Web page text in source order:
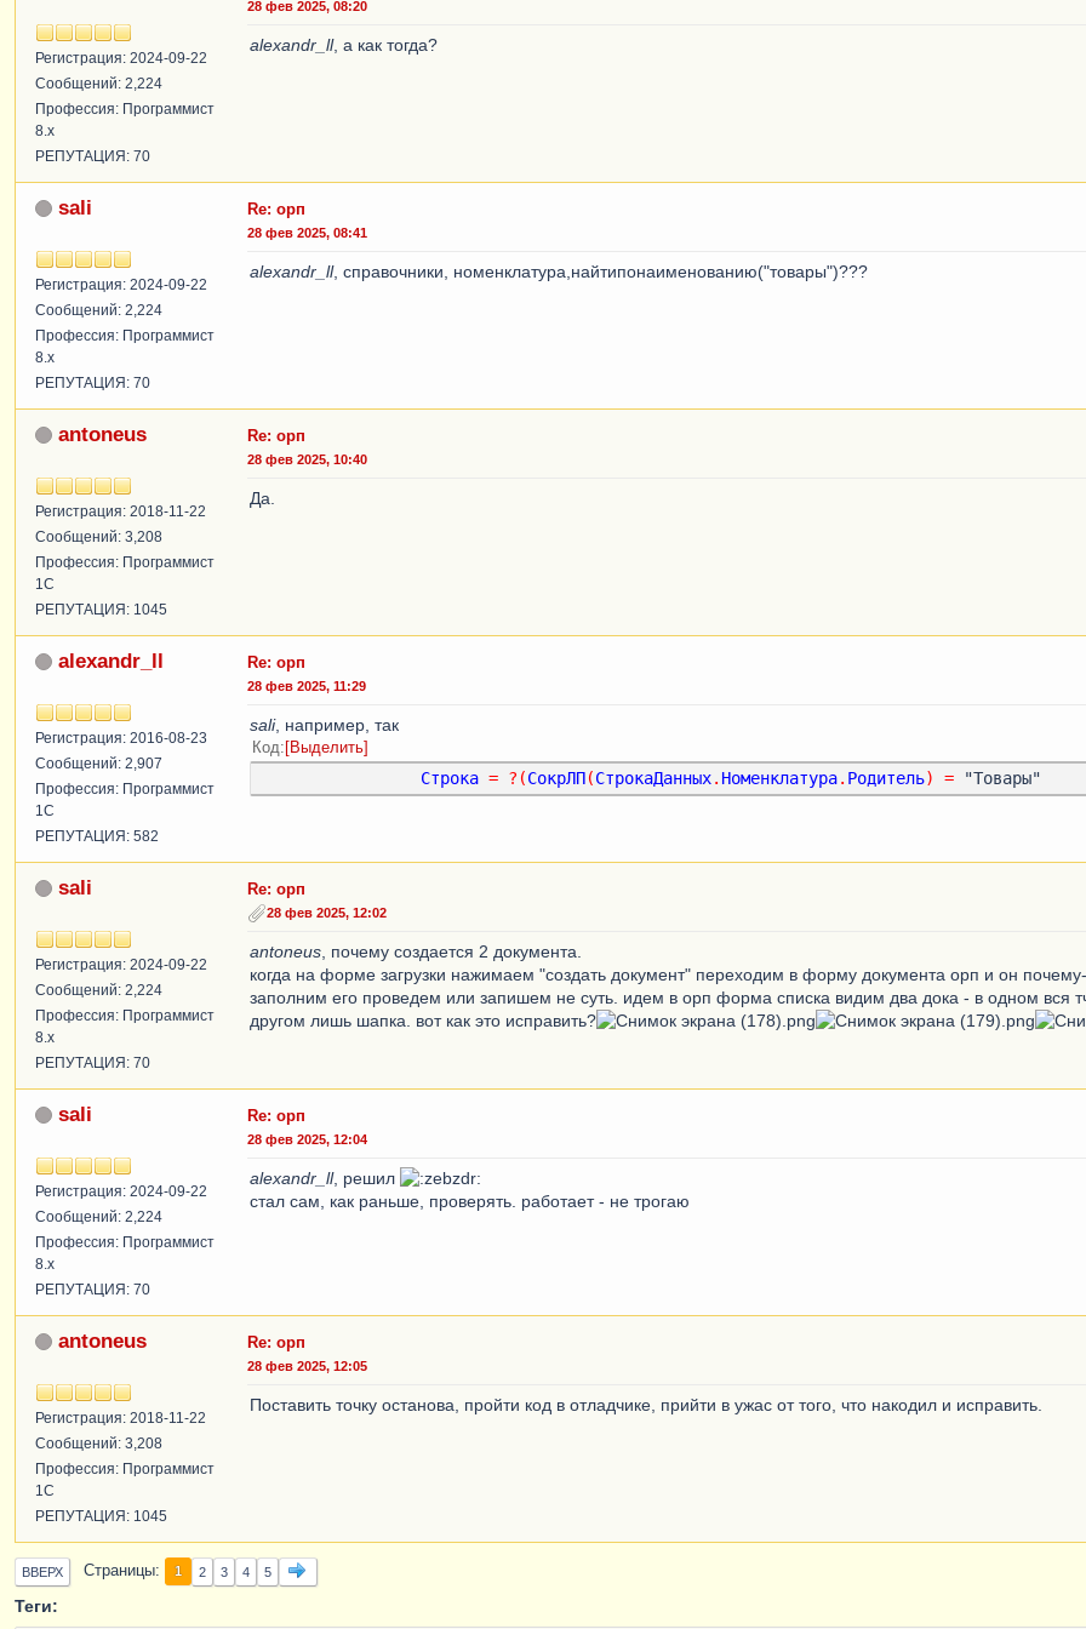
Регистрация: 2024-09-22
Сообщений: 2,224
Профессия: Программист
8.x
РЕПУТАЦИЯ: 70
28 фев 2025, 08:20
alexandr_ll, а как тогда?
sali
Регистрация: 2024-09-22
Сообщений: 2,224
Профессия: Программист
8.x
РЕПУТАЦИЯ: 70
Re: орп
28 фев 2025, 08:41
alexandr_ll, справочники, номенклатура,найтипонаименованию("товары")???
antoneus
Регистрация: 2018-11-22
Сообщений: 3,208
Профессия: Программист
1С
РЕПУТАЦИЯ: 1045
Re: орп
28 фев 2025, 10:40
Да.
alexandr_ll
Регистрация: 2016-08-23
Сообщений: 2,907
Профессия: Программист
1С
РЕПУТАЦИЯ: 582
Re: орп
28 фев 2025, 11:29
sali, например, так
Код Выделить
Строка = ?(СокрЛП(СтрокаДанных. Номенклатура. Родитель) =
sali
Регистрация: 2024-09-22
Сообщений: 2,224
Профессия: Программист
8.x
РЕПУТАЦИЯ: 70
Re: орп
28 фев 2025, 12:02
antoneus , почему создается 2 документа.
когда на форме загрузки нажимаем "создать документ" переходим в форму документа орп и он
заполним его проведем или запишем не суть. идем в орп форма списка видим два дока - в одном вся
другом лишь шапка. вот как это исправить?
sali
Регистрация: 2024-09-22
Сообщений: 2,224
Профессия: Программист
8.x
РЕПУТАЦИЯ: 70
Re: орп
28 фев 2025, 12:04
alexandr_ll, решил
стал сам, как раньше, проверять. работает - не трогаю
antoneus
Регистрация: 2018-11-22
Сообщений: 3,208
Профессия: Программист
1С
РЕПУТАЦИЯ: 1045
Re: орп
28 фев 2025, 12:05
Поставить точку останова, пройти код в отладчике, прийти в ужас от того, что накодил и исправить.
ВВЕРХ Страницы 1 2 3 4 5
Теги: